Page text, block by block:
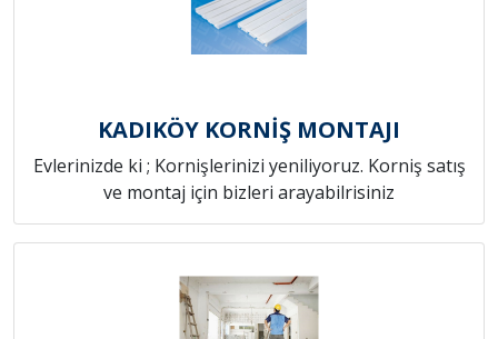
KADIKÖY KORNİŞ MONTAJI
Evlerinizde ki ; Kornişlerinizi yeniliyoruz. Korniş satış
ve montaj için bizleri arayabilrisiniz